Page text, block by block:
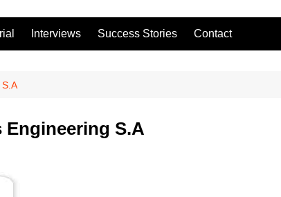
Interviews Success Stories Contact
Engineering S.A